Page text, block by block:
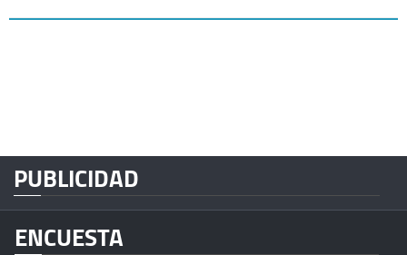
PUBLICIDAD
ENCUESTA